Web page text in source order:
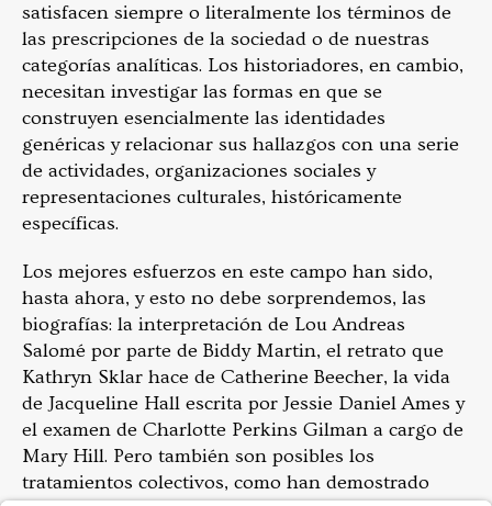
satisfacen siempre o literalmente los términos de
las prescripciones de la sociedad o de nuestras
categorías analíticas. Los historiadores, en cambio,
necesitan investigar las formas en que se
construyen esencialmente las identidades
genéricas y relacionar sus hallazgos con una serie
de actividades, organizaciones sociales y
representaciones culturales, históricamente
específicas.
Los mejores esfuerzos en este campo han sido,
hasta ahora, y esto no debe sorprendemos, las
biografías: la interpretación de Lou Andreas
Salomé por parte de Biddy Martin, el retrato que
Kathryn Sklar hace de Catherine Beecher, la vida
de Jacqueline Hall escrita por Jessie Daniel Ames y
el examen de Charlotte Perkins Gilman a cargo de
Mary Hill. Pero también son posibles los
tratamientos colectivos, como han demostrado